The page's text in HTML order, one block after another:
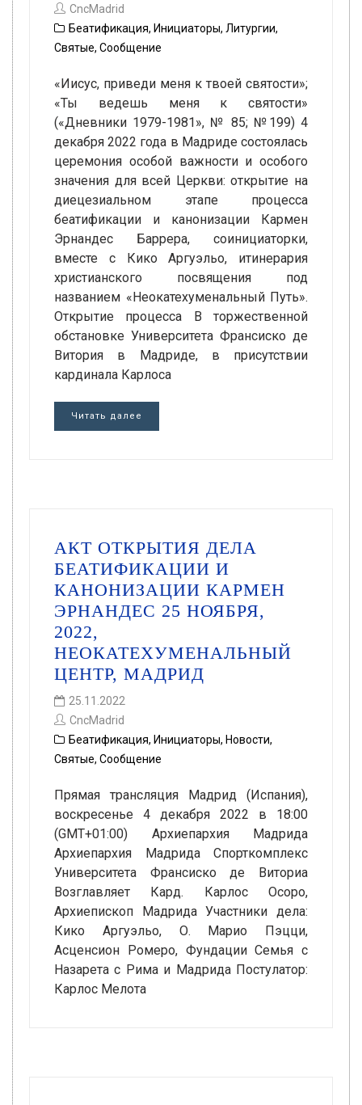
CncMadrid
Беатификация, Инициаторы, Литургии,
Святые, Сообщение
«Иисус, приведи меня к твоей святости»;
«Ты ведешь меня к святости»
(«Дневники 1979-1981», № 85; №199) 4
декабря 2022 года в Мадриде состоялась
церемония особой важности и особого
значения для всей Церкви: открытие на
диецезиальном этапе процесса
беатификации и канонизации Кармен
Эрнандес Баррера, соинициаторки,
вместе с Кико Аргуэльо, итинерария
христианского посвящения под
названием «Неокатехуменальный Путь».
Открытие процесса В торжественной
обстановке Университета Франсиско де
Витория в Мадриде, в присутствии
кардинала Карлоса
Читать далее
АКТ ОТКРЫТИЯ ДЕЛА
БЕАТИФИКАЦИИ И
КАНОНИЗАЦИИ КАРМЕН
ЭРНАНДЕС 25 НОЯБРЯ,
2022,
НЕОКАТЕХУМЕНАЛЬНЫЙ
ЦЕНТР, МАДРИД
25.11.2022
CncMadrid
Беатификация, Инициаторы, Новости,
Святые, Сообщение
Прямая трансляция Мадрид (Испания),
воскресенье 4 декабря 2022 в 18:00
(GMT+01:00) Архиепархия Мадрида
Архиепархия Мадрида Спорткомплекс
Университета Франсиско де Виториа
Возглавляет Кард. Карлос Осоро,
Архиепископ Мадрида Участники дела:
Кико Аргуэльо, О. Марио Пэцци,
Асценсион Ромеро, Фундации Семья с
Назарета с Рима и Мадрида Постулатор:
Карлос Мелота